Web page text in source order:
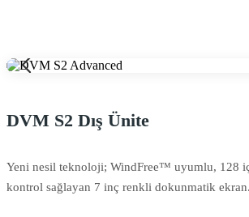
DVM S2 Dış Ünite
Yeni nesil teknoloji; WindFree™ uyumlu, 128
kontrol sağlayan 7 inç renkli dokunmatik ekran.